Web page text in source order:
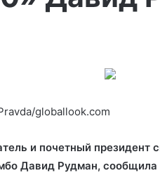
globallook.com
и почетный президент
Давид Рудман,